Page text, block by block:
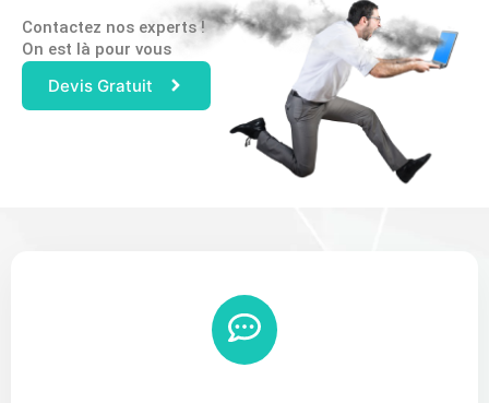
Contactez nos experts !
On est là pour vous
Devis Gratuit